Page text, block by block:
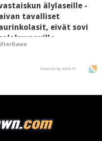
älylaseille -
tavalliset
eivät sovi
salakuvaaville
Powered by HIGH.FI